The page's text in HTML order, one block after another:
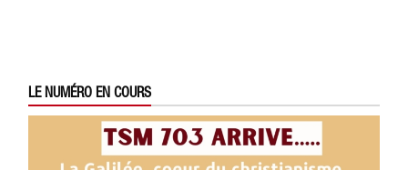
LE NUMÉRO EN COURS